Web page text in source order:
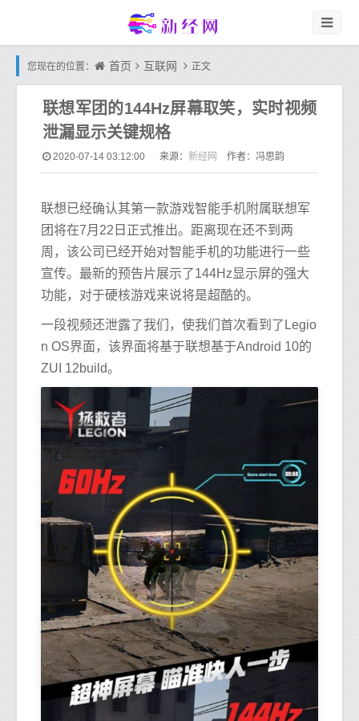
您现在的位置： 首页 互联网 正文
联想军团的144Hz屏幕取笑，实时视频
泄漏显示关键规格
2020-07-14 03:12:00 来源： 新经网 作者：冯思韵
联想已经确认其第一款游戏智能手机附属联想军
团将在7月22日正式推出。距离现在还不到两
周，该公司已经开始对智能手机的功能进行一些
宣传。最新的预告片展示了144Hz显示屏的强大
功能，对于硬核游戏来说将是超酷的。
一段视频还泄露了我们，使我们首次看到了Legio
n OS界面，该界面将基于联想基于Android 10的
ZUI 12build。